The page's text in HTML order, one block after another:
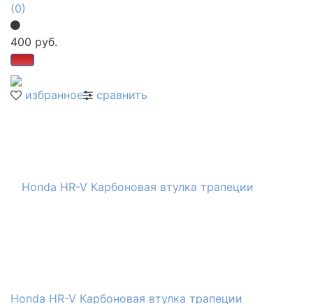
избранное сравнить
(0)
400 руб.
Honda HR-V Карбоновая втулка трапеции